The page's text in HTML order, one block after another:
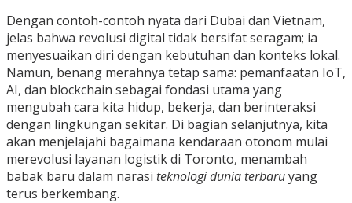
Dengan contoh-contoh nyata dari Dubai dan Vietnam,
jelas bahwa revolusi digital tidak bersifat seragam; ia
menyesuaikan diri dengan kebutuhan dan konteks lokal.
Namun, benang merahnya tetap sama: pemanfaatan IoT,
AI, dan blockchain sebagai fondasi utama yang
mengubah cara kita hidup, bekerja, dan berinteraksi
dengan lingkungan sekitar. Di bagian selanjutnya, kita
akan menjelajahi bagaimana kendaraan otonom mulai
merevolusi layanan logistik di Toronto, menambah
babak baru dalam narasi teknologi dunia terbaruyang
terus berkembang.